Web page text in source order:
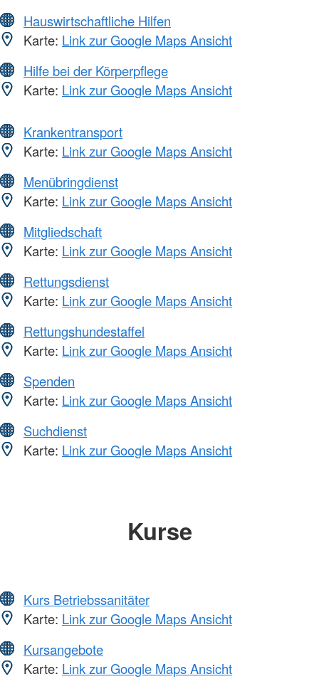
Hauswirtschaftliche Hilfen
Karte: Link zur Google Maps Ansicht
Hilfe bei der Körperpflege
Karte: Link zur Google Maps Ansicht
Krankentransport
Karte: Link zur Google Maps Ansicht
Menübringdienst
Karte: Link zur Google Maps Ansicht
Mitgliedschaft
Karte: Link zur Google Maps Ansicht
Rettungsdienst
Karte: Link zur Google Maps Ansicht
Rettungshundestaffel
Karte: Link zur Google Maps Ansicht
Spenden
Karte: Link zur Google Maps Ansicht
Suchdienst
Karte: Link zur Google Maps Ansicht
Kurse
Kurs Betriebssanitäter
Karte: Link zur Google Maps Ansicht
Kursangebote
Karte: Link zur Google Maps Ansicht